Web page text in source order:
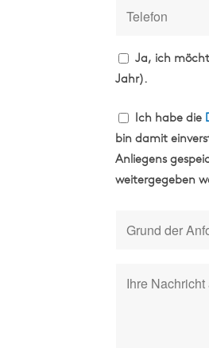
Ja, ich
Jahr).
Ich habe die
bin damit
Anliegens
weitergegeben